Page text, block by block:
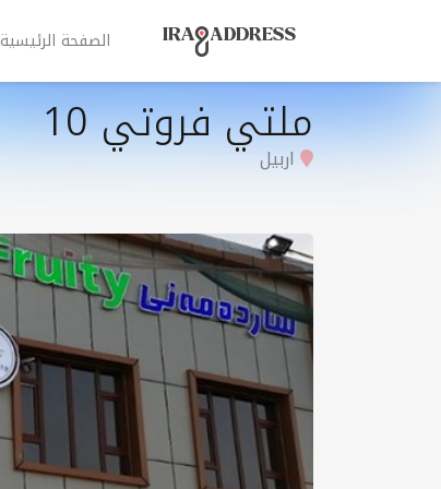
الصفحة الرئيسية
ملتي فروتي 10
اربيل